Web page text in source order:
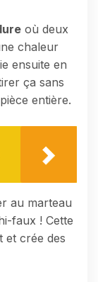
où deux
chaleur
ensuite en
ça sans
entière.
au marteau
faux ! Cette
et crée des